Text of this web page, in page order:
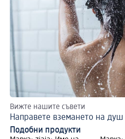
Вижте нашите съвети
Направете вземането на
Подобни продукти